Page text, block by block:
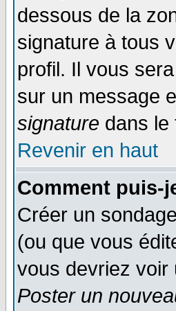
dessous de la
signature à tous
profil. Il vous
sur un message
signature dans le
Revenir en haut
Comment puis-
Créer un
(ou que vous
vous devriez
Poster un